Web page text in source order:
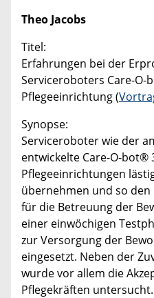
Theo Jacobs
Titel:
Erfahrungen bei der
Serviceroboters Care-O-
Pflegeeinrichtung (
Synopse:
Serviceroboter wie der
entwickelte Care-O-bot®
Pflegeeinrichtungen
übernehmen und so
für die Betreuung der
einer einwöchigen
zur Versorgung der
eingesetzt. Neben der
wurde vor allem die
Pflegekräften untersucht.